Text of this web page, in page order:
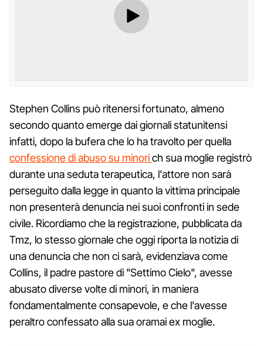
Stephen Collins può ritenersi fortunato, almeno
secondo quanto emerge dai giornali statunitensi
infatti, dopo la bufera che lo ha travolto per quella
confessione di abuso su minorich sua moglie registrò
durante una seduta terapeutica, l'attore non sarà
perseguito dalla legge in quanto la vittima principale
non presenterà denuncia nei suoi confronti in sede
civile. Ricordiamo che la registrazione, pubblicata da
Tmz, lo stesso giornale che oggi riporta la notizia di
una denuncia che non ci sarà, evidenziava come
Collins, il padre pastore di "Settimo Cielo", avesse
abusato diverse volte di minori, in maniera
fondamentalmente consapevole, e che l'avesse
peraltro confessato alla sua oramai ex moglie.